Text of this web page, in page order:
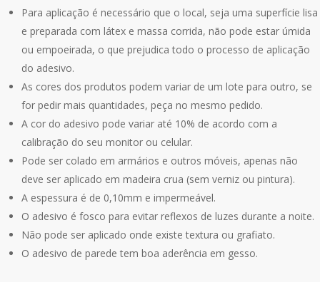
Para aplicação é necessário que o local, seja uma superfície lisa
e preparada com látex e massa corrida, não pode estar úmida
ou empoeirada, o que prejudica todo o processo de aplicação
do adesivo.
As cores dos produtos podem variar de um lote para outro, se
for pedir mais quantidades, peça no mesmo pedido.
A cor do adesivo pode variar até 10% de acordo com a
calibração do seu monitor ou celular.
Pode ser colado em armários e outros móveis, apenas não
deve ser aplicado em madeira crua (sem verniz ou pintura).
A espessura é de 0,10mm e impermeável.
O adesivo é fosco para evitar reflexos de luzes durante a noite.
Não pode ser aplicado onde existe textura ou grafiato.
O adesivo de parede tem boa aderência em gesso.